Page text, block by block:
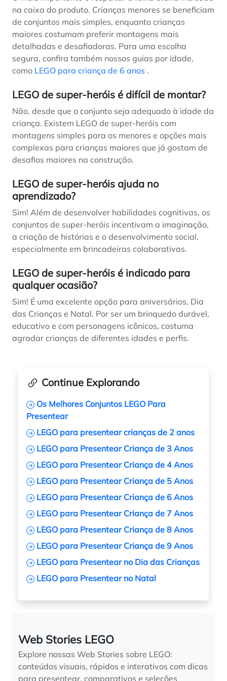
na caixa do produto. Crianças menores se beneficiam
de conjuntos mais simples, enquanto crianças
maiores costumam preferir montagens mais
detalhadas e desafiadoras. Para uma escolha
segura, confira também nossos guias por idade,
como LEGO para criança de 6 anos .
LEGO de super-heróis é difícil de montar?
Não, desde que o conjunto seja adequado à idade da
criança. Existem LEGO de super-heróis com
montagens simples para os menores e opções mais
complexas para crianças maiores que já gostam de
desafios maiores na construção.
LEGO de super-heróis ajuda no
aprendizado?
Sim! Além de desenvolver habilidades cognitivas, os
conjuntos de super-heróis incentivam a imaginação,
a criação de histórias e o desenvolvimento social,
especialmente em brincadeiras colaborativas.
LEGO de super-heróis é indicado para
qualquer ocasião?
Sim! É uma excelente opção para aniversários, Dia
das Crianças e Natal. Por ser um brinquedo durável,
educativo e com personagens icônicos, costuma
agradar crianças de diferentes idades e perfis.
Continue Explorando
Os Melhores Conjuntos LEGO Para
Presentear
LEGO para presentear crianças de 2 anos
LEGO para Presentear Criança de 3 Anos
LEGO para Presentear Criança de 4 Anos
LEGO para Presentear Criança de 5 Anos
LEGO para Presentear Criança de 6 Anos
LEGO para Presentear Criança de 7 Anos
LEGO para Presentear Criança de 8 Anos
LEGO para Presentear Criança de 9 Anos
LEGO para Presentear no Dia das Crianças
LEGO para Presentear no Natal
Web Stories LEGO
Explore nossas Web Stories sobre LEGO:
conteúdos visuais, rápidos e interativos com dicas
para presentear, comparativos e seleções